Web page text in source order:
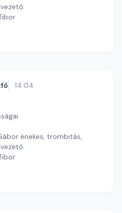
14:04
énekes, trombitás,